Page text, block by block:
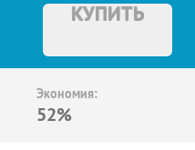
КУПИТЬ
Экономия:
52%